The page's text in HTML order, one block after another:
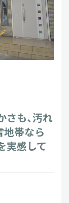
さも、汚れ
地帯なら
実感して